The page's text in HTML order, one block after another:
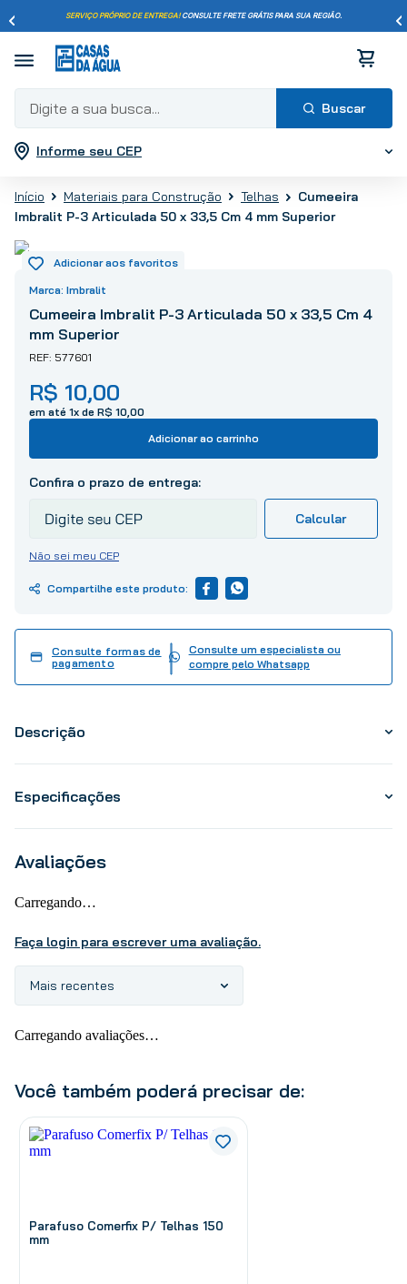
SERVIÇO PRÓPRIO DE ENTREGA!CONSULTE FRETE GRÁTIS PARA SUA REGIÃO.
Digite a sua busca...
Informe seu CEP
Materiais para Construção Telhas
Cumeeira
Imbralit P-3 Articulada 50 x 33,5 Cm 4 mm Superior
Imbralit
Cumeeira Imbralit P-3 Articulada 50 x 33,5 Cm 4
mm Superior
577601
R$ 10,00
em até 1x de R$ 10,00
Adicionar ao carrinho
Não sei meu CEP
Consulte formas de
pagamento
Consulte um especialista ou
compre pelo Whatsapp
Descrição
Especificações
Avaliações
Carregando…
Faça login para escrever uma avaliação.
Mais recentes
Carregando avaliações…
Você também poderá precisar de:
Parafuso Comerfix P/ Telhas 150
mm
Termos mais buscados
º
porcelanato
4
º
revestimento
5º
vaso sanitário
6º
chuveiro
7º
cimento
8º
torneira
9º
telha
10º tinta